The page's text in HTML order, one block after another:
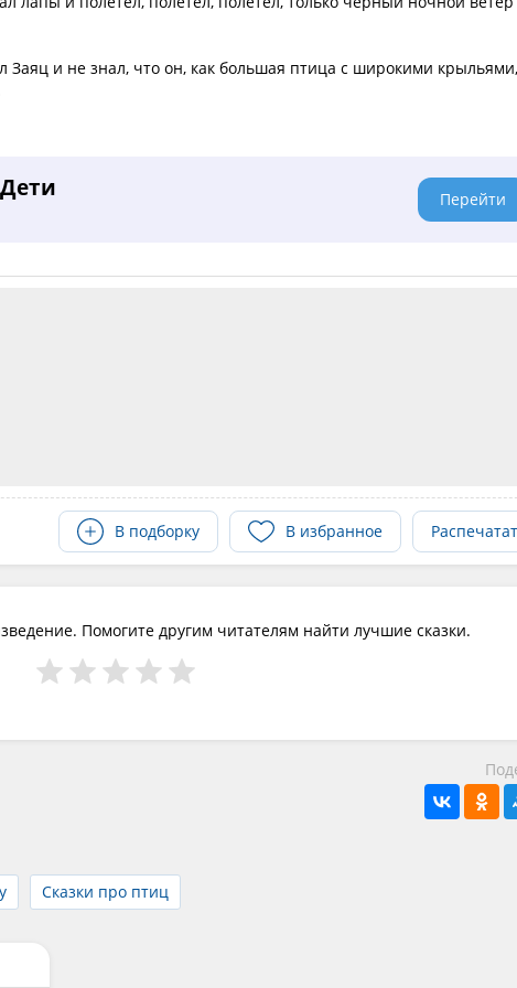
Заяц и не знал, что он, как большая птица с широкими крыльями,
Перейти
В подборку В избранное
Помогите другим читателям найти лучшие сказки.
Сказки про птиц